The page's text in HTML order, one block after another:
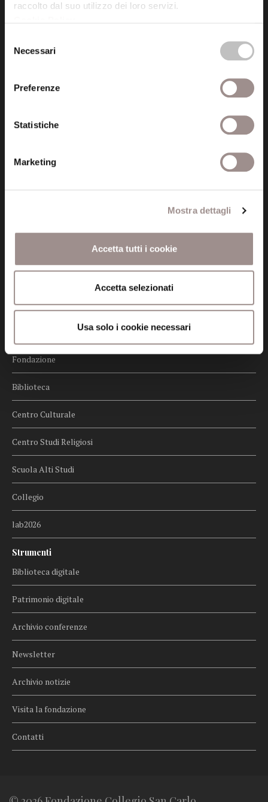
raccolto dal suo utilizzo dei loro servizi.
delNecessari
Preferenze
Statistiche
Marketing
Mostra dettagli
Accetta tutti i cookie
Accetta selezionati
Usa solo i cookie necessari
fondazionecollegiosancarlo@legalmail.it
Whistleblowing
Menu
Fondazione
Biblioteca
Centro Culturale
Centro Studi Religiosi
Scuola Alti Studi
Collegio
lab2026
Strumenti
Biblioteca digitale
Patrimonio digitale
Archivio conferenze
Newsletter
Archivio notizie
Visita la fondazione
Contatti